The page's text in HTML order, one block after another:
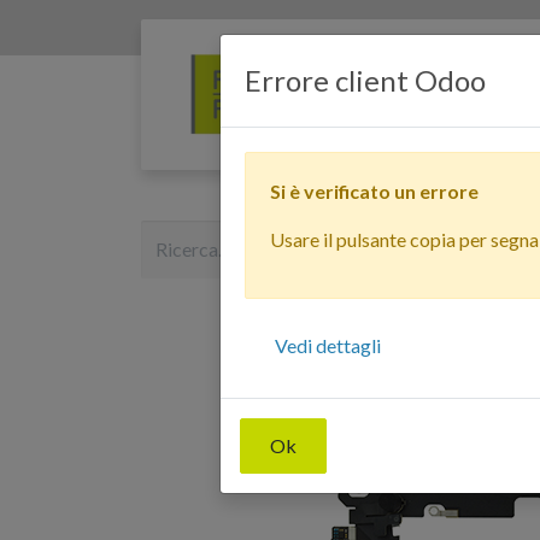
Errore client Odoo
Ok
Si è verificato un errore
Usare il pulsante copia per
Vedi dettagli